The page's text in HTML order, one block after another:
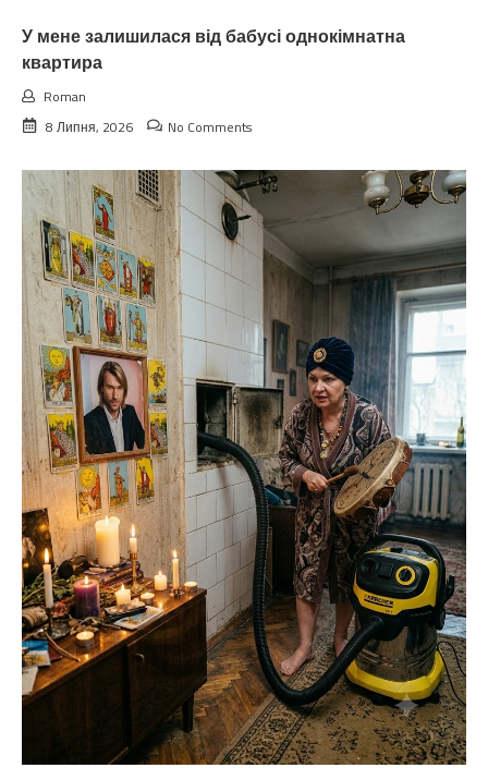
У мене залишилася від бабусі однокімнатна
квартира
Roman
8 Липня, 2026
No Comments